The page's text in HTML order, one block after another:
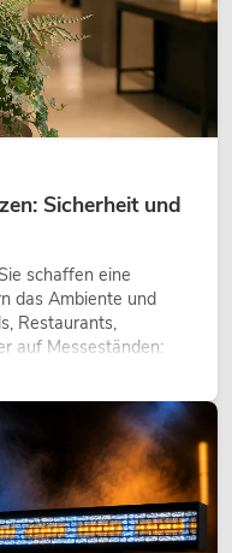
Sicherheit und
schaffen eine
das Ambiente und
Restaurants,
auf Messeständen:
längst zum